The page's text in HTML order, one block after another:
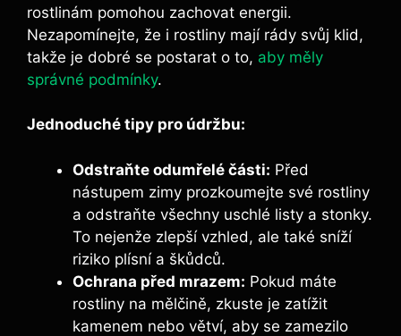
rostlinám pomohou zachovat energii.
Nezapomínejte, že i rostliny mají rády svůj klid,
takže je dobré se postarat o to, aby měly
správné podmínky.
Jednoduché tipy pro údržbu:
Odstraňte odumřelé části: Před
nástupem zimy prozkoumejte své rostliny
a odstraňte všechny uschlé listy a stonky.
To nejenže zlepší vzhled, ale také sníží
riziko plísní a škůdců.
Ochrana před mrazem: Pokud máte
rostliny na mělčině, zkuste je zatížit
kamenem nebo větví, aby se zamezilo